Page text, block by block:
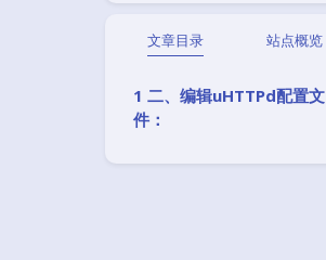
文章目录 站点概览
二、编辑uHTTPd配置文
件：